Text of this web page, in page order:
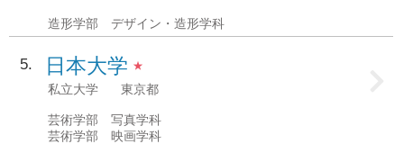
造形学部 デザイン・造形学科
5 日本大学 ★
私立大学 東京都
芸術学部 写真学科
芸術学部 映画学科